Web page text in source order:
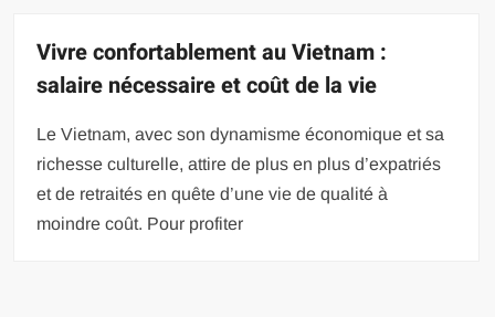
Vivre confortablement au Vietnam :
salaire nécessaire et coût de la vie
Le Vietnam, avec son dynamisme économique et sa
richesse culturelle, attire de plus en plus d’expatriés
et de retraités en quête d’une vie de qualité à
moindre coût. Pour profiter